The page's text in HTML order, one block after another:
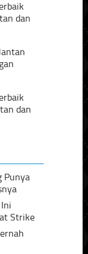
dan
dan
Punya
Strike